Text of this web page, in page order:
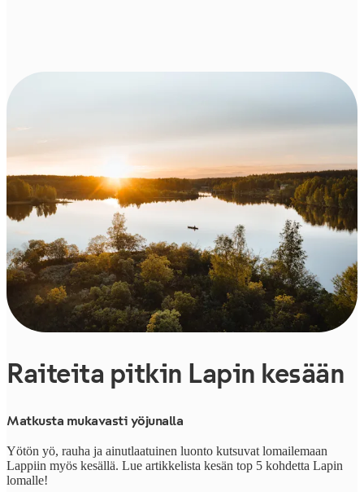
Raiteita pitkin Lapin kesään
Matkusta mukavasti yöjunalla
Yötön yö, rauha ja ainutlaatuinen luonto kutsuvat lomailemaan
Lappiin myös kesällä. Lue artikkelista kesän top 5 kohdetta Lapin
lomalle!